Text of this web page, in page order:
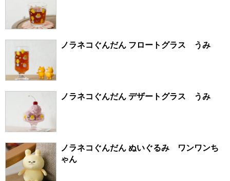
ノラネコぐんだん フロートグラス うみ
ノラネコぐんだん デザートグラス うみ
ノラネコぐんだん ぬいぐるみ ワンワンち
ゃん